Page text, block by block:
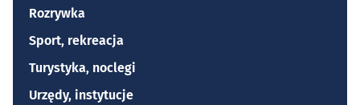
Rozrywka
Sport, rekreacja
Turystyka, noclegi
Urzędy, instytucje